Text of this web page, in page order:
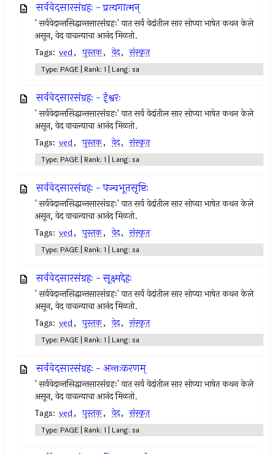
सर्ववेदसारसंग्रहः - प्रत्यगात्मन्
' सर्ववेदान्तसिद्धान्तसारसंग्रहः' यात सर्व वेदांतील सार सोप्या भाषेत कथन केले
असून, वेद वाचल्याचा आनंद मिळतो.
Tags: ved, पुस्तक, वेद, संस्कृत
Type: PAGE | Rank: 1 | Lang: sa
सर्ववेदसारसंग्रहः - ईश्वरः
' सर्ववेदान्तसिद्धान्तसारसंग्रहः' यात सर्व वेदांतील सार सोप्या भाषेत कथन केले
असून, वेद वाचल्याचा आनंद मिळतो.
Tags: ved, पुस्तक, वेद, संस्कृत
Type: PAGE | Rank: 1 | Lang: sa
सर्ववेदसारसंग्रहः - पञ्चभूतसृष्टिः
' सर्ववेदान्तसिद्धान्तसारसंग्रहः' यात सर्व वेदांतील सार सोप्या भाषेत कथन केले
असून, वेद वाचल्याचा आनंद मिळतो.
Tags: ved, पुस्तक, वेद, संस्कृत
Type: PAGE | Rank: 1 | Lang: sa
सर्ववेदसारसंग्रहः - सूक्ष्मदेहः
' सर्ववेदान्तसिद्धान्तसारसंग्रहः' यात सर्व वेदांतील सार सोप्या भाषेत कथन केले
असून, वेद वाचल्याचा आनंद मिळतो.
Tags: ved, पुस्तक, वेद, संस्कृत
Type: PAGE | Rank: 1 | Lang: sa
सर्ववेदसारसंग्रहः - अन्तःकरणम्
' सर्ववेदान्तसिद्धान्तसारसंग्रहः' यात सर्व वेदांतील सार सोप्या भाषेत कथन केले
असून, वेद वाचल्याचा आनंद मिळतो.
Tags: ved, पुस्तक, वेद, संस्कृत
Type: PAGE | Rank: 1 | Lang: sa